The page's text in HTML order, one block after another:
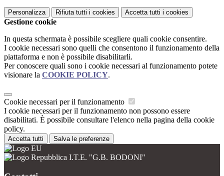
Personalizza Rifiuta tutti i cookies Accetta tutti i cookies
Gestione cookie
In questa schermata è possibile scegliere quali cookie consentire.
I cookie necessari sono quelli che consentono il funzionamento della
piattaforma e non è possibile disabilitarli.
Per conoscere quali sono i cookie necessari al funzionamento potete
visionare la COOKIE POLICY.
Cookie necessari per il funzionamento
I cookie necessari per il funzionamento non possono essere
disabilitati. È possibile consultare l'elenco nella pagina della cookie
policy.
Accetta tutti Salva le preferenze
I.T.E. "G.B. BODONI"